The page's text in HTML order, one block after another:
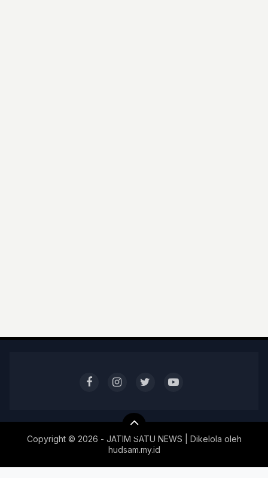
Copyright © 2026 - JATIM SATU NEWS | Dikelola oleh
hudsam.my.id